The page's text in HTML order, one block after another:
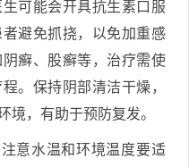
可能会开具抗生素口服
避免抓挠，以免加重感
癣、股癣等，治疗需使
。保持阴部清洁干燥，
境，有助于预防复发。
意水温和环境温度要适